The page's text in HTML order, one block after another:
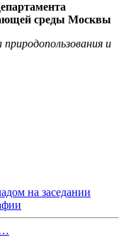
среды Москвы
и
на заседании